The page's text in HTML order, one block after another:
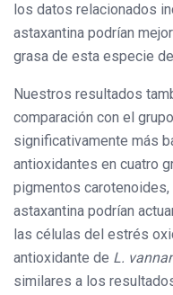
los datos relacionados
astaxantina podrían
grasa de esta especie
Nuestros resultados
comparación con el
significativamente más
antioxidantes en cuatro
pigmentos
astaxantina podrían
las células del estrés
antioxidante de L.
similares a los